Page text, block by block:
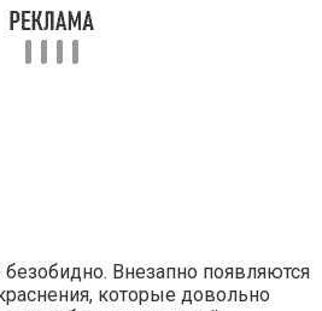
безобидно. Внезапно появляются
которые довольно